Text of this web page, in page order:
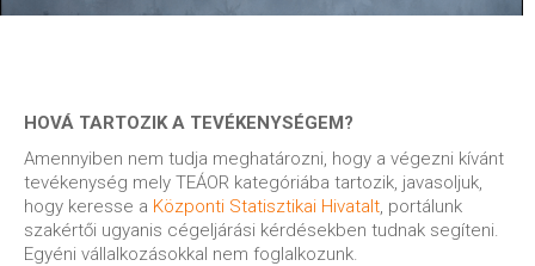
HOVÁ TARTOZIK A TEVÉKENYSÉGEM?
Amennyiben nem tudja meghatározni, hogy a végezni kívánt
tevékenység mely TEÁOR kategóriába tartozik, javasoljuk,
hogy keresse a Központi Statisztikai Hivatalt , portálunk
szakértői ugyanis cégeljárási kérdésekben tudnak segíteni.
Egyéni vállalkozásokkal nem foglalkozunk.